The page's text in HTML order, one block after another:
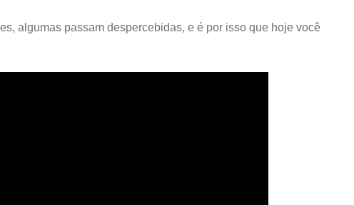
algumas passam despercebidas, e é por isso que hoje você